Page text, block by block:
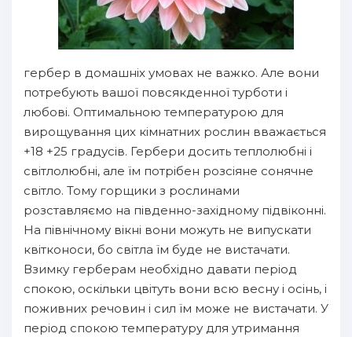
гербер в домашніх умовах не важко. Але вони
потребують вашої повсякденної турботи і
любові. Оптимальною температурою для
вирощування цих кімнатних рослин вважається
+18 +25 градусів. Гербери досить теплолюбні і
світлолюбні, але їм потрібен розсіяне сонячне
світло. Тому горщики з рослинами
розставляємо на південно-західному підвіконні.
На північному вікні вони можуть не випускати
квітконоси, бо світла їм буде не вистачати.
Взимку герберам необхідно давати період
спокою, оскільки цвітуть вони всю весну і осінь, і
поживних речовин і сил їм може не вистачати. У
період спокою температуру для утримання